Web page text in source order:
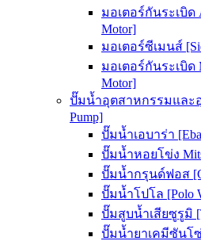
มอเตอร์กันระเบิด
Motor]
มอเตอร์ซีเมนส์
มอเตอร์กันระเบิด
Motor]
ปั๊มน้ำอุตสาหกรรมและอุ
Pump]
ปั๊มน้ำเอบาร่า
ปั๊มน้ำหอยโข่ง
ปั๊มน้ำกรุนด์ฟอส
ปั๊มน้ำโปโล [Polo
ปั๊มสูบน้ำเสียซูรูมิ
ปั๊มน้ำยาเคมีซันโซ่